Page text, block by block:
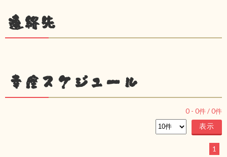
連絡先
幸座スケジュール
0 - 0件 /0件
1